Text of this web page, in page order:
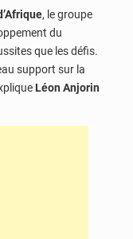
, le groupe
du
que les défis.
support sur la
Léon Anjorin